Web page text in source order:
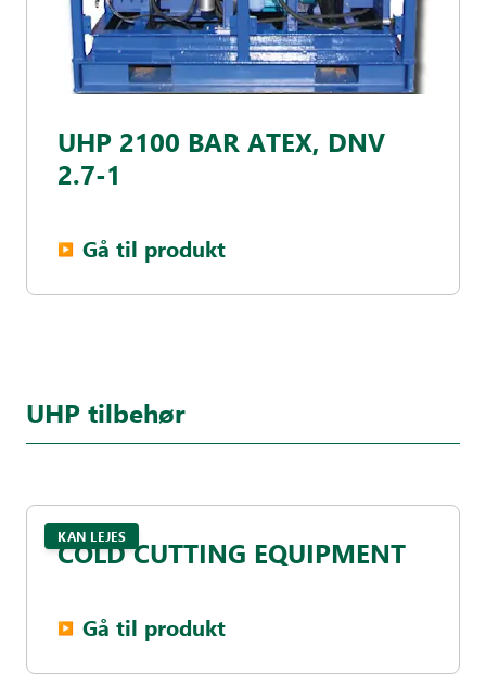
UHP 2100 BAR ATEX, DNV
2.7-1
▶︎ Gå til produkt
UHP tilbehør
KAN LEJES
COLD CUTTING EQUIPMENT
▶︎ Gå til produkt